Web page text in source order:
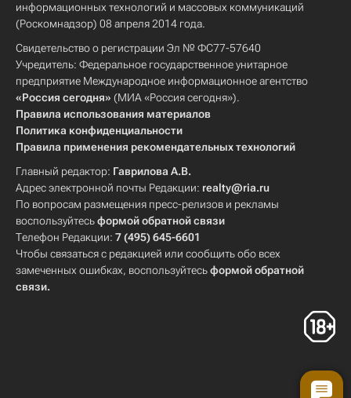
информационных технологий и массовых коммуникаций
(Роскомнадзор) 08 апреля 2014 года.
Свидетельство о регистрации Эл № ФС77-57640
Учредитель: Федеральное государственное унитарное
предприятие Международное информационное агентство
«Россия сегодня» (МИА «Россия сегодня»).
Правила использования материалов
Политика конфиденциальности
Правила применения рекомендательных технологий
Главный редактор: Гаврилова А.В.
Адрес электронной почты Редакции: realty@ria.ru
По вопросам размещения пресс-релизов и рекламы
воспользуйтесьформой обратной связи
Телефон Редакции: 7 (495) 645-6601
Чтобы связаться с редакцией или сообщить обо всех
замеченных ошибках, воспользуйтесьформой обратной
связи.